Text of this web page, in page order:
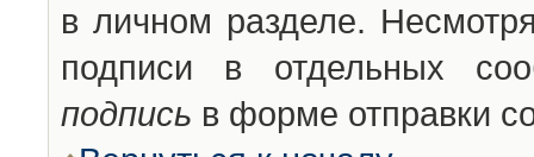
в личном разделе.
подписи в отдельных
подпись в форме отправки